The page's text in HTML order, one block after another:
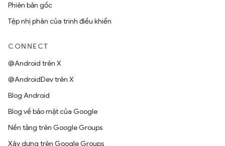
Phiên bản gốc
Tệp nhị phân của trình điều khiển
CONNECT
@Android trên X
@AndroidDev trên X
Blog Android
Blog về bảo mật của Google
Nền tảng trên Google Groups
Xây dựng trên Google Groups